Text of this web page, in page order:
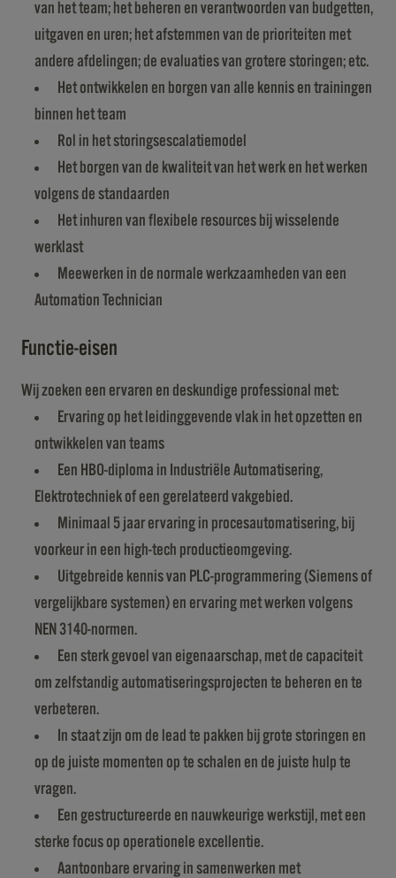
van het team; het beheren en verantwoorden van budgetten,
uitgaven en uren; het afstemmen van de prioriteiten met
andere afdelingen; de evaluaties van grotere storingen; etc.
Het ontwikkelen en borgen van alle kennis en trainingen
binnen het team
Rol in het storingsescalatiemodel
Het borgen van de kwaliteit van het werk en het werken
volgens de standaarden
Het inhuren van flexibele resources bij wisselende
werklast
Meewerken in de normale werkzaamheden van een
Automation Technician
Functie-eisen
Wij zoeken een ervaren en deskundige professional met:
Ervaring op het leidinggevende vlak in het opzetten en
ontwikkelen van teams
Een HBO-diploma in Industriële Automatisering,
Elektrotechniek of een gerelateerd vakgebied.
Minimaal 5 jaar ervaring in procesautomatisering, bij
voorkeur in een high-tech productieomgeving.
Uitgebreide kennis van PLC-programmering (Siemens of
vergelijkbare systemen) en ervaring met werken volgens
NEN 3140-normen.
Een sterk gevoel van eigenaarschap, met de capaciteit
om zelfstandig automatiseringsprojecten te beheren en te
verbeteren.
In staat zijn om de lead te pakken bij grote storingen en
op de juiste momenten op te schalen en de juiste hulp te
vragen.
Een gestructureerde en nauwkeurige werkstijl, met een
sterke focus op operationele excellentie.
Aantoonbare ervaring in samenwerken met